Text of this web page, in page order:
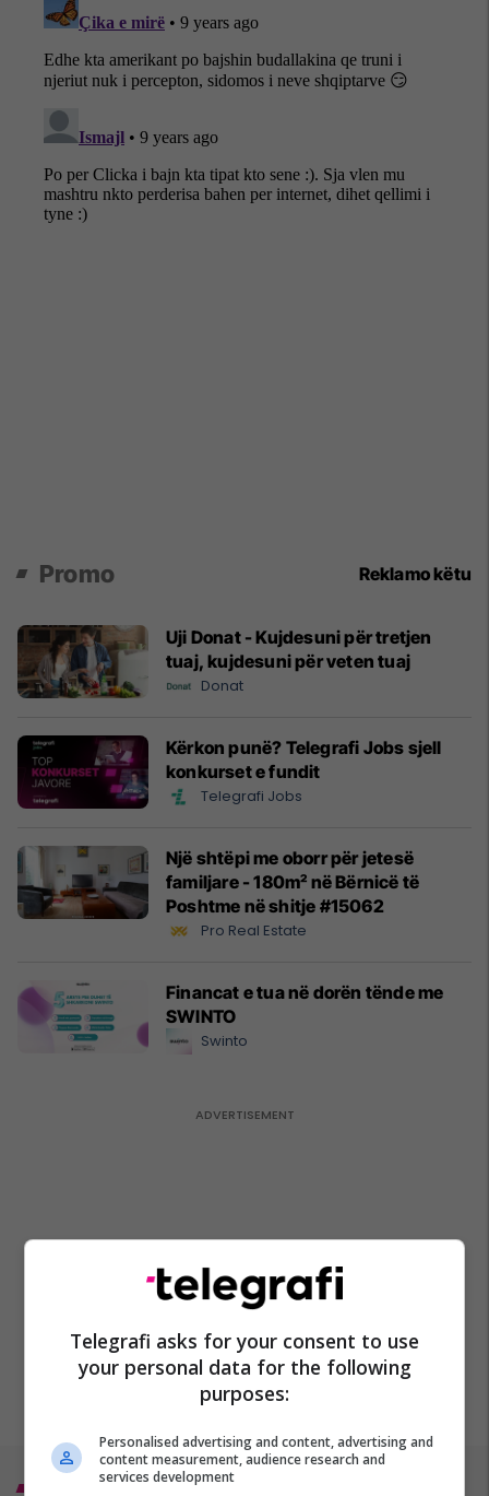
Promo Reklamo këtu
Uji Donat - Kujdesuni për tretjen
tuaj, kujdesuni për veten tuaj
Donat
Kërkon punë? Telegrafi Jobs sjell
konkurset e fundit
Telegrafi Jobs
Një shtëpi me oborr për jetesë
familjare - 180m² në Bërnicë të
Poshtme në shitje #15062
Pro Real Estate
Financat e tua në dorën tënde me
SWINTO
Swinto
Top 5
Telegrafi asks for your consent to use
your personal data for the following
purposes:
Personalised advertising and content, advertising and
content measurement, audience research and
services development